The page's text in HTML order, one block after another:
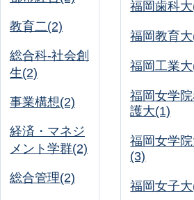
教育二(2)
総合科-社会創
生(2)
事業構想(2)
経済・マネジ
メント学群(2)
総合管理(2)
福岡歯科
福岡教育
福岡工業
福岡女学
護大(1)
福岡女学
(3)
福岡女子